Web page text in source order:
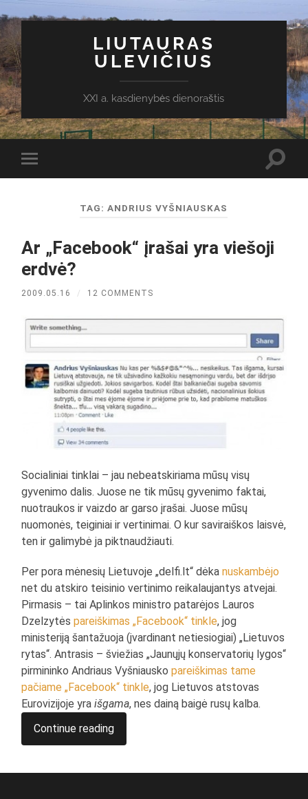
LIUTAURAS
ULEVIČIUS
XXI a. kasdienybės dienoraštis
Toggle
mobile
TAG:ANDRIUS VYŠNIAUSKAS
Ar „Facebook“ įrašai yra viešoji
erdvė?
2009.05.16 / 12 COMMENTS
Socialiniai tinklai – jau nebeatskiriama mūsų visų
gyvenimo dalis. Juose ne tik mūsų gyvenimo faktai,
nuotraukos ir vaizdo ar garso įrašai. Juose mūsų
nuomonės, teiginiai ir vertinimai. O kur saviraiškos laisvė,
ten ir galimybė ja piktnaudžiauti.
Per pora mėnesių Lietuvoje „delfi.lt“ dėkanuskambėjo
net du atskiro teisinio vertinimo reikalaujantys atvejai.
Pirmasis – tai Aplinkos ministro patarėjos Lauros
Dzelzytėspareiškimas „Facebook“ tinkle, jog
ministeriją šantažuoja (įvardinant netiesiogiai) „Lietuvos
rytas“. Antrasis – šviežias „Jaunųjų konservatorių lygos“
pirmininko Andriaus Vyšniauskopareiškimas tame
pačiame „Facebook“ tinkle, jog Lietuvos atstovas
Eurovizijoje yraišgama, nes dainą baigė rusų kalba.
Continue reading